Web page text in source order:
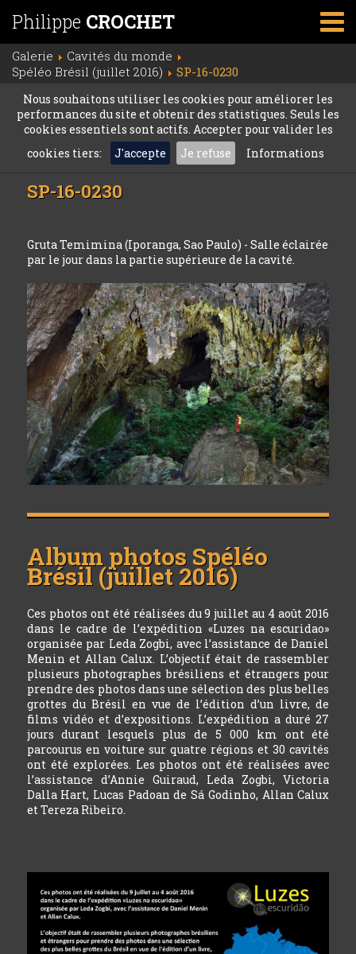
Philippe CROCHET
Galerie
Cavités du monde
Spéléo Brésil (juillet 2016)
SP-16-0230
Nous souhaitons utiliser les cookies pour améliorer les
performances du site et obtenir des statistiques. Seuls les
cookies essentiels sont actifs. Accepter pour valider les
cookies tiers:
J'accepte Je refuse Informations
SP-16-0230
Gruta Temimina (Iporanga, Sao Paulo) - Salle éclairée
par le jour dans la partie supérieure de la cavité.
Album photos Spéléo
Brésil (juillet 2016)
Ces photos ont été réalisées du 9 juillet au 4 août 2016
dans le cadre de l’expédition «Luzes na escuridao»
organisée par Leda Zogbi, avec l’assistance de Daniel
Menin et Allan Calux. L’objectif était de rassembler
plusieurs photographes brésiliens et étrangers pour
prendre des photos dans une sélection des plus belles
grottes du Brésil en vue de l’édition d’un livre, de
films vidéo et d’expositions. L’expédition a duré 27
jours durant lesquels plus de 5 000 km ont été
parcourus en voiture sur quatre régions et 30 cavités
ont été explorées. Les photos ont été réalisées avec
l’assistance d’Annie Guiraud, Leda Zogbi, Victoria
Dalla Hart, Lucas Padoan de Sá Godinho, Allan Calux
et Tereza Ribeiro.